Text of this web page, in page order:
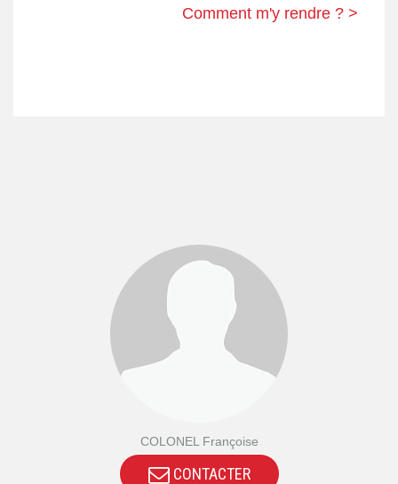
Comment m'y rendre ? >
COLONEL Françoise
CONTACTER